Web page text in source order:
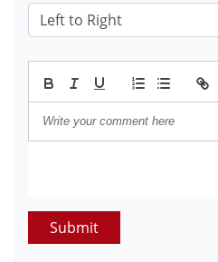
Submit